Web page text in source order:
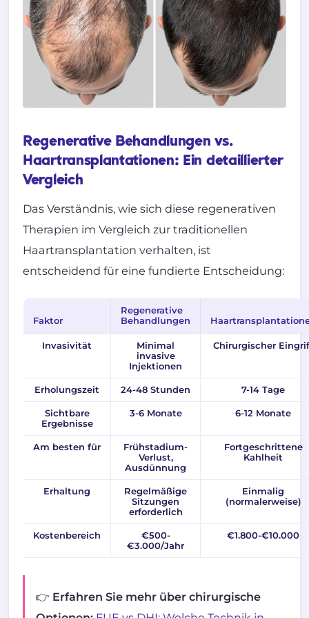
Regenerative Behandlungen vs.
Haartransplantationen: Ein detaillierter
Vergleich
Das Verständnis, wie sich diese regenerativen
Therapien im Vergleich zur traditionellen
Haartransplantation verhalten, ist
entscheidend für eine fundierte Entscheidung:
Faktor
Regenerative
Behandlungen
Invasivität
Minimal
invasive
Injektionen
Chirurgischer
Erholungszeit 24-48 Stunden 7-14 Tage
Sichtbare
Ergebnisse
3-6 Monate 6-12 Monate
Am besten für
Frühstadium-
Verlust,
Ausdünnung
Fortgeschrittene
Kahlheit
Erhaltung
Regelmäßige
Sitzungen
erforderlich
Einmalig
(normalerweise)
Kostenbereich
€500-
€3.000/Jahr
€1.800-€10.000
👉 Erfahren Sie mehr über chirurgische